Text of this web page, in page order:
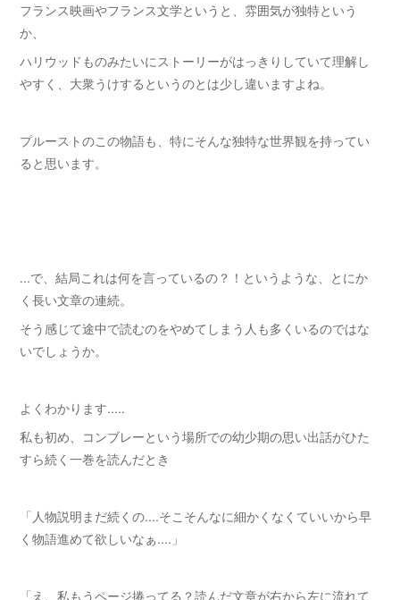
フランス映画やフランス文学というと、雰囲気が独特という
か、
ハリウッドものみたいにストーリーがはっきりしていて理解し
やすく、大衆うけするというのとは少し違いますよね。
プルーストのこの物語も、特にそんな独特な世界観を持ってい
ると思います。
...で、結局これは何を言っているの？！というような、とにか
く長い文章の連続。
そう感じて途中で読むのをやめてしまう人も多くいるのではな
いでしょうか。
よくわかります.....
私も初め、コンブレーという場所での幼少期の思い出話がひた
すら続く一巻を読んだとき
「人物説明まだ続くの....そこそんなに細かくなくていいから早
く物語進めて欲しいなぁ....」
「え、私もうページ捲ってる？読んだ文章が右から左に流れて